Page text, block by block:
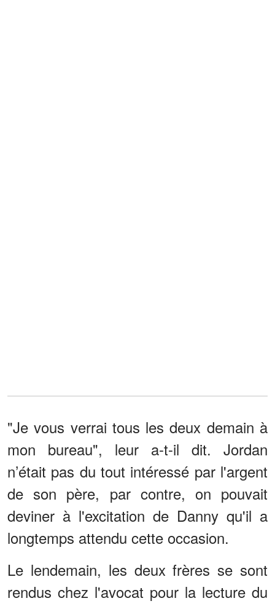
"Je vous verrai tous les deux demain à
mon bureau", leur a-t-il dit. Jordan
n’était pas du tout intéressé par l'argent
de son père, par contre, on pouvait
deviner à l'excitation de Danny qu'il a
longtemps attendu cette occasion.
Le lendemain, les deux frères se sont
rendus chez l'avocat pour la lecture du